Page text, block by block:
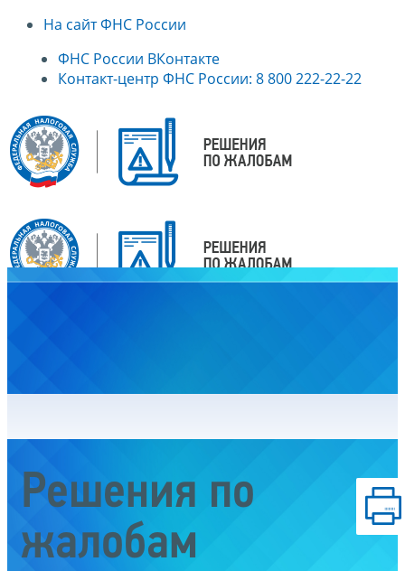
На сайт ФНС России
ФНС России ВКонтакте
Контакт-центр ФНС России: 8 800 222-22-22
Решения по
жалобам